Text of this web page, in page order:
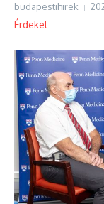
budapestihirek
Érdekel